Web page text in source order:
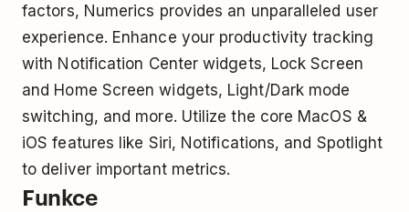
factors, Numerics provides an unparalleled user
experience. Enhance your productivity tracking
with Notification Center widgets, Lock Screen
and Home Screen widgets, Light/Dark mode
switching, and more. Utilize the core MacOS &
iOS features like Siri, Notifications, and Spotlight
to deliver important metrics.
Funkce